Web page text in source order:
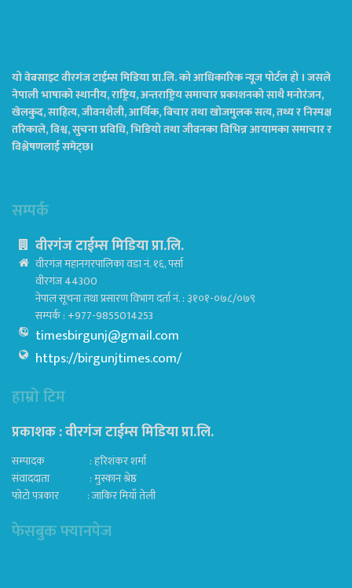
यो वेबसाइट वीरगंज टाईम्स मिडिया प्रा.लि. को आधिकारिक न्यूज पोर्टल हो । जसले
नेपाली भाषाको स्थानीय, राष्ट्रिय, अन्तराष्ट्रिय समाचार प्रकाशनको साथै मनोरंजन,
खेलकुद, साहित्य, जीवनशैली, आर्थिक, बिचार तथा खोजमुलक सत्य, तथ्य र निस्पक्ष
तरिकाले, विश्व, सुचना प्रविधि, भिडियो तथा जीवनका विभिन्न आयामका समाचार र
विश्लेषणलाई समेट्छ।
सम्पर्क
वीरगंज टाईम्स मिडिया प्रा.लि.
वीरगंज महानगरपालिका वडा नं. १६, पर्सा
वीरगंज 44300
नेपाल सूचना तथा प्रसारण विभाग दर्ता नं. : ३१०१-०७८/०७९
सम्पर्क : +977-9855014253
timesbirgunj@gmail.com
https://birgunjtimes.com/
हाम्रो टिम
प्रकाशक : वीरगंज टाईम्स मिडिया प्रा‍.लि.
सम्पादक : हरिशंकर शर्मा
संवाददाता : मुस्कान श्रेष्ठ
फोटो पत्रकार : जाकिर मियाँ तेली
फेसबुक फ्यानपेज